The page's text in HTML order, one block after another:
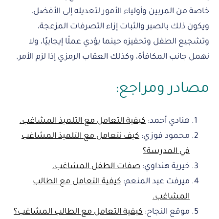
خاصة من المربين وأولياء الأمور لتعديله إلى الأفضل،
ويكون ذلك بالصبر والثبات إزاء التصرفات المزعجة،
وتشجيع الطفل وتحفيزه حينما يؤدي عملًا إيجابيًا، ولا
نهمل جانب المكافأة، وكذلك العقاب الرمزي إذا لزم الأمر.
مصادر ومراجع:
هنادي أحمد: كيفية التعامل مع التلميذ المشاغب.
محمود فوزي: كيف نتعامل مع التلميذ المشاغب
في المدرسة؟
خيرية هنداوي: صفات الطفل المشاغب.
ميرفت عبد المنعم: كيفية التعامل مع الطالب
المشاغب.
موقع النجاح: كيفية التعامل مع الطالب المشاغب؟